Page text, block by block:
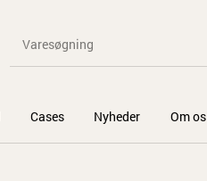
Cases Nyheder Om os